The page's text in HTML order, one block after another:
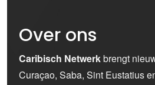
Over ons
Caribisch Netwerkbrengt
Curaçao, Saba, Sint Eustatius